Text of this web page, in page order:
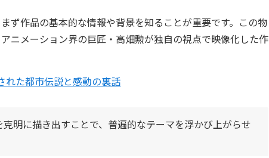
ず作品の基本的な情報や背景を知ることが重要です。この物
ニメーション界の巨匠・高畑勲が独自の視点で映像化した作
れた都市伝説と感動の裏話
明に描き出すことで、普遍的なテーマを浮かび上がらせ